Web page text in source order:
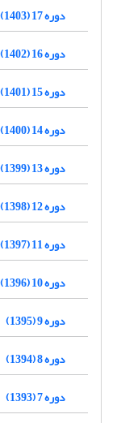
دوره 17 (1403)
دوره 16 (1402)
دوره 15 (1401)
دوره 14 (1400)
دوره 13 (1399)
دوره 12 (1398)
دوره 11 (1397)
دوره 10 (1396)
دوره 9 (1395)
دوره 8 (1394)
دوره 7 (1393)